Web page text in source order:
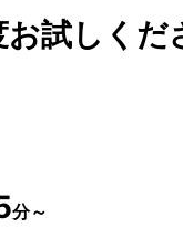
お試しくだ
分～